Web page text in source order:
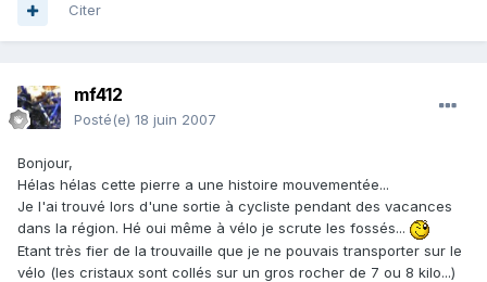
Citer
mf412
Posté(e) 18 juin 2007
Bonjour,
Hélas hélas cette pierre a une histoire mouvementée...
Je l'ai trouvé lors d'une sortie à cycliste pendant des vacances
dans la région. Hé oui même à vélo je scrute les fossés...
Etant très fier de la trouvaille que je ne pouvais transporter sur le
vélo (les cristaux sont collés sur un gros rocher de 7 ou 8 kilo...)